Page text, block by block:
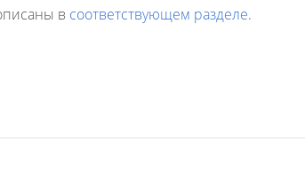
в соответствующем разделе.